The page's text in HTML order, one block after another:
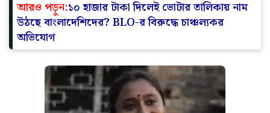
আরও পড়ুন:১০ হাজার টাকা দিলেই ভোটার তালিকায় নাম
উঠছে বাংলাদেশিদের? BLO-র বিরুদ্ধে চাঞ্চল্যকর
অভিযোগ